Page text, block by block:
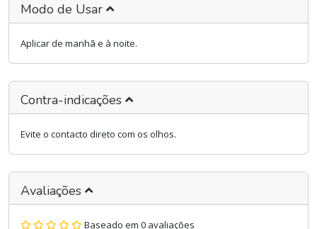
Modo de Usar
Aplicar de manhã e à noite.
Contra-indicações
Evite o contacto direto com os olhos.
Avaliações
Baseado em 0 avaliações